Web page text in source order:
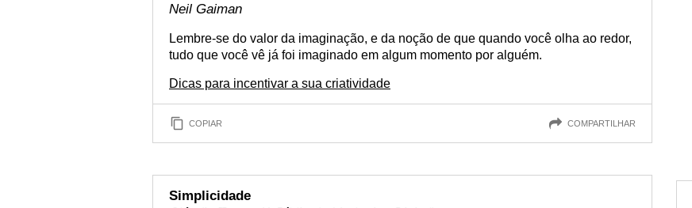
Neil Gaiman
Lembre-se do valor da imaginação, e da noção de que quando você olha ao redor,
tudo que você vê já foi imaginado em algum momento por alguém.
Dicas para incentivar a sua criatividade
COPIAR COMPARTILHAR
Simplicidade